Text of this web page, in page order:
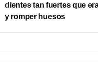
dientes tan fuertes que
y romper huesos